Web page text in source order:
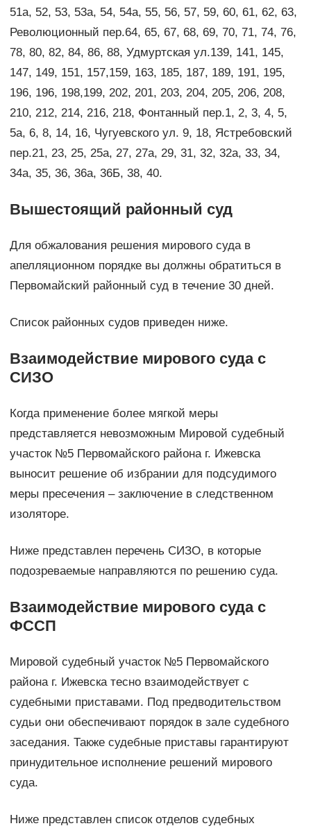
51а, 52, 53, 53а, 54, 54а, 55, 56, 57, 59, 60, 61, 62, 63,
Революционный пер.64, 65, 67, 68, 69, 70, 71, 74, 76,
78, 80, 82, 84, 86, 88, Удмуртская ул.139, 141, 145,
147, 149, 151, 157,159, 163, 185, 187, 189, 191, 195,
196, 196, 198,199, 202, 201, 203, 204, 205, 206, 208,
210, 212, 214, 216, 218, Фонтанный пер.1, 2, 3, 4, 5,
5а, 6, 8, 14, 16, Чугуевского ул. 9, 18, Ястребовский
пер.21, 23, 25, 25а, 27, 27а, 29, 31, 32, 32а, 33, 34,
34а, 35, 36, 36а, 36Б, 38, 40.
Вышестоящий районный суд
Для обжалования решения мирового суда в
апелляционном порядке вы должны обратиться в
Первомайский районный суд в течение 30 дней.
Список районных судов приведен ниже.
Взаимодействие мирового суда с
СИЗО
Когда применение более мягкой меры
представляется невозможным Мировой судебный
участок №5 Первомайского района г. Ижевска
выносит решение об избрании для подсудимого
меры пресечения – заключение в следственном
изоляторе.
Ниже представлен перечень СИЗО, в которые
подозреваемые направляются по решению суда.
Взаимодействие мирового суда с
ФССП
Мировой судебный участок №5 Первомайского
района г. Ижевска тесно взаимодействует с
судебными приставами. Под предводительством
судьи они обеспечивают порядок в зале судебного
заседания. Также судебные приставы гарантируют
принудительное исполнение решений мирового
суда.
Ниже представлен список отделов судебных